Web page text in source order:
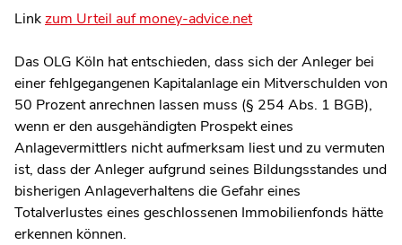
Linkzum Urteil auf money-advice.net
Das OLG Köln hat entschieden, dass sich der Anleger bei
einer fehlgegangenen Kapitalanlage ein Mitverschulden von
50 Prozent anrechnen lassen muss (§ 254 Abs. 1 BGB),
wenn er den ausgehändigten Prospekt eines
Anlagevermittlers nicht aufmerksam liest und zu vermuten
ist, dass der Anleger aufgrund seines Bildungsstandes und
bisherigen Anlageverhaltens die Gefahr eines
Totalverlustes eines geschlossenen Immobilienfonds hätte
erkennen können.